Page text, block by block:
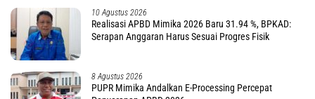
10 Agustus 2026
Realisasi APBD Mimika 2026 Baru 31.94 %, BPKAD:
Serapan Anggaran Harus Sesuai Progres Fisik
8 Agustus 2026
PUPR Mimika Andalkan E-Processing Percepat